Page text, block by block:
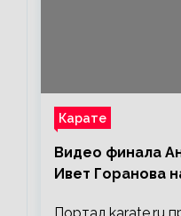
Карате
Видео финала
Ивет Горанова